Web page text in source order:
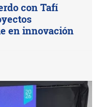
con Tafí
en innovación